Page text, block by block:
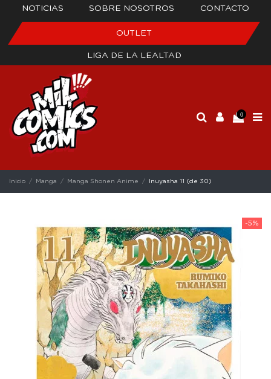
NOTICIAS SOBRE NOSOTROS CONTACTO
OUTLET
LIGA DE LA LEALTAD
0
Inicio Manga Manga Shonen Anime Inuyasha 11 (de 30)
-5%